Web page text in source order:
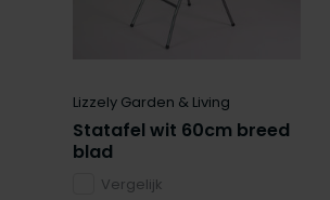
Lizzely Garden & Living
Statafel wit 60cm breed
blad
Vergelijk